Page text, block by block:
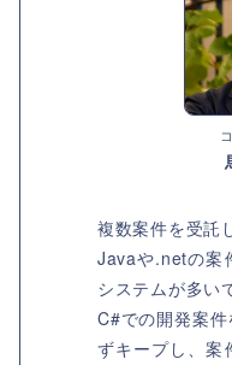
複数案件を受託
Javaや.netの案
システムが多い
C#での開発案件
ずキープし、案